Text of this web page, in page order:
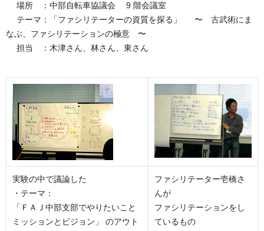
場所 ：中部自転車協議会 9 階会議室
テーマ：「ファシリテーターの資質を探る」 〜 古武術にま
なぶ、ファシリテーションの極意 〜
担当 ：木津さん、林さん、東さん
実験の中で議論した
・テーマ：
「ＦＡＪ中部支部でやりたいこと
ミッションとビジョン」 のアウト
ファシリテーター壱橋さ
んが
ファシリテーションをし
ているもの